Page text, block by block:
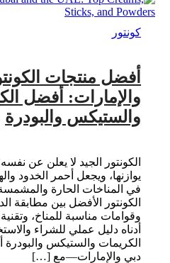
كونتور
أفضل منتجات
والإمارات: أفضل
والستيكس والبودرة
الكونتور الجيد لا يعلن عن
يوازنها، ويجعل أحمر الخدود
في المناخات الحارة
الكونتور الأفضل بين مطابقة
وقوامات مناسبة للمناخ،
أدناه دليل عملي للشراء
الكريمات والستيكس
دبي والإمارات—مع […]